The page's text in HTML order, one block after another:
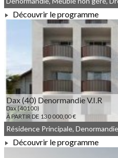
À PARTIR DE 151 000,00 €
Découvrir le programme
Dax (40) Denormandie V.I.R
Dax (40100)
À PARTIR DE 130 000,00 €
Découvrir le programme